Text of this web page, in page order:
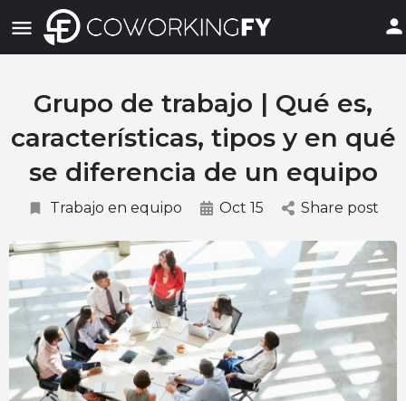
Grupo de trabajo | Qué es,
características, tipos y en qué
se diferencia de un equipo
Trabajo en equipo Oct 15 Share post